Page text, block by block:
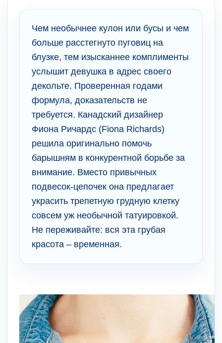
Чем необычнее кулон или бусы и чем
больше расстегнуто пуговиц на
блузке, тем изысканнее комплименты
услышит девушка в адрес своего
декольте. Проверенная годами
формула, доказательств не
требуется. Канадский дизайнер
Фиона Ричардс (Fiona Richards)
решила оригинально помочь
барышням в конкурентной борьбе за
внимание. Вместо привычных
подвесок-цепочек она предлагает
украсить трепетную грудную клетку
совсем уж необычной татуировкой.
Не переживайте: вся эта грубая
красота – временная.